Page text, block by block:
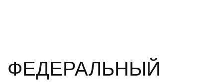
ФЕДЕРАЛЬНЫЙ